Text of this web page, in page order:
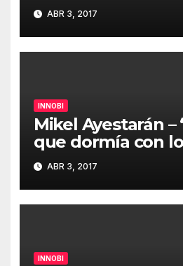
ABR 3, 2017
INNOBI
Mikel Ayestarán –
que dormía con
puestos” #innobi17
ABR 3, 2017
INNOBI